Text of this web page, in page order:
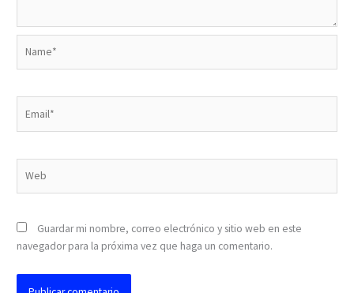
Guardar mi nombre, correo electrónico y sitio web en este
navegador para la próxima vez que haga un comentario.